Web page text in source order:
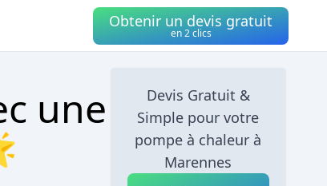
Obtenir un devis gratuit
en 2 clics
une
Devis Gratuit &
Simple pour votre
pompe à chaleur à
Marennes